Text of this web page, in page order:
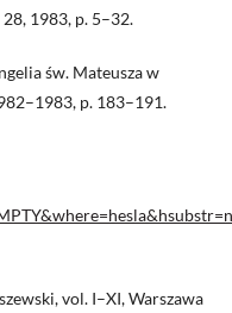
1983, p. 5–32.
św. Mateusza w
p. 183–191.
vol. I–XI, Warszawa